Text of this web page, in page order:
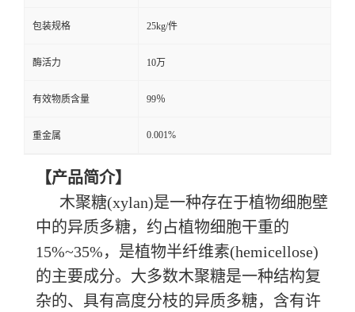
包装规格 25kg/件
酶活力 10万
有效物质含量 99％
重金属 0.001%
【产品简介】
木聚糖(xylan)是一种存在于植物细胞壁
中的异质多糖，约占植物细胞干重的
15%~35%，是植物半纤维素(hemicellose)
的主要成分。大多数木聚糖是一种结构复
杂的、具有高度分枝的异质多糖，含有许